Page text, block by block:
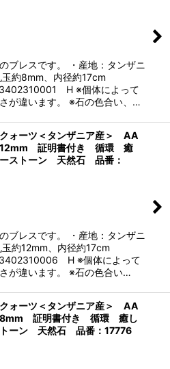
ブレスです。 ・産地：タンザニ
約8mm、内径約17cm
H ※個体によって
が違います。 ※石の色合い、…
ォーツ＜タンザニア産＞ AA
証明書付き 循環 癒
ストーン 天然石 品番：
ブレスです。 ・産地：タンザニ
約12mm、内径約17cm
H ※個体によって
が違います。 ※石の色合い…
ォーツ＜タンザニア産＞ AA
証明書付き 循環 癒し
ーン 天然石 品番：17776